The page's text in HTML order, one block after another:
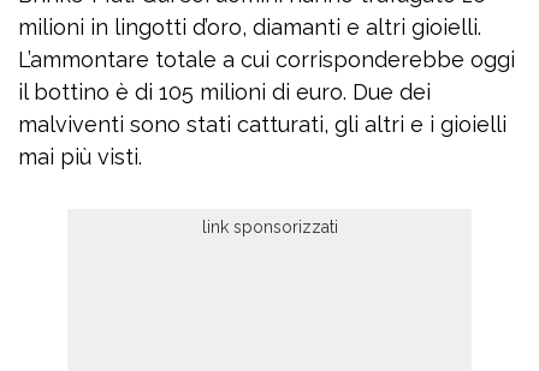
milioni in lingotti d’oro, diamanti e altri gioielli.
L’ammontare totale a cui corrisponderebbe oggi
il bottino è di 105 milioni di euro. Due dei
malviventi sono stati catturati, gli altri e i gioielli
mai più visti.